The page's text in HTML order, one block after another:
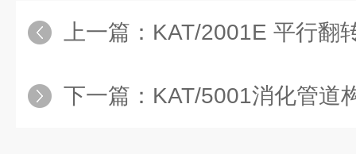
上一篇： KAT/2001E 平行翻转
下一篇： KAT/5001消化管道构造模型（